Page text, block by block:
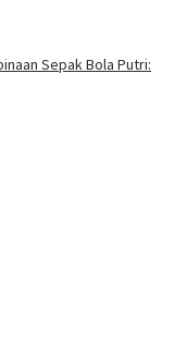
Sepak Bola Putri: